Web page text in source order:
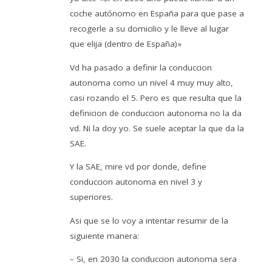
coche autónomo en España para que pase a
recogerle a su domicilio y le lleve al lugar
que elija (dentro de España)»
Vd ha pasado a definir la conduccion
autonoma como un nivel 4 muy muy alto,
casi rozando el 5. Pero es que resulta que la
definicion de conduccion autonoma no la da
vd. Ni la doy yo. Se suele aceptar la que da la
SAE.
Y la SAE, mire vd por donde, define
conduccion autonoma en nivel 3 y
superiores.
Asi que se lo voy a intentar resumir de la
siguiente manera:
– Si, en 2030 la conduccion autonoma sera